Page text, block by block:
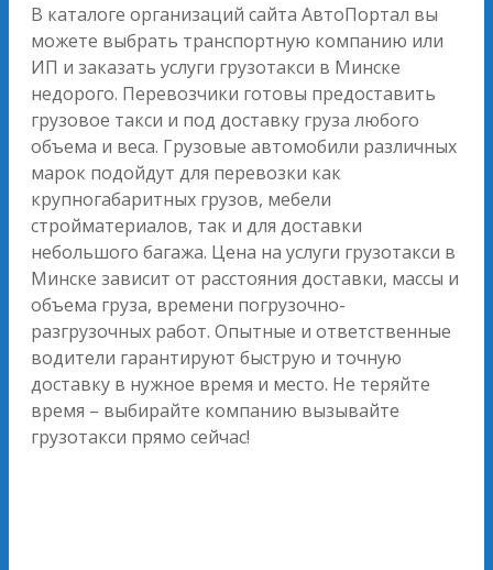
В каталоге организаций сайта АвтоПортал вы
можете выбрать транспортную компанию или
ИП и заказать услуги грузотакси в Минске
недорого. Перевозчики готовы предоставить
грузовое такси и под доставку груза любого
объема и веса. Грузовые автомобили различных
марок подойдут для перевозки как
крупногабаритных грузов, мебели
стройматериалов, так и для доставки
небольшого багажа. Цена на услуги грузотакси в
Минске зависит от расстояния доставки, массы и
объема груза, времени погрузочно-
разгрузочных работ. Опытные и ответственные
водители гарантируют быструю и точную
доставку в нужное время и место. Не теряйте
время – выбирайте компанию вызывайте
грузотакси прямо сейчас!